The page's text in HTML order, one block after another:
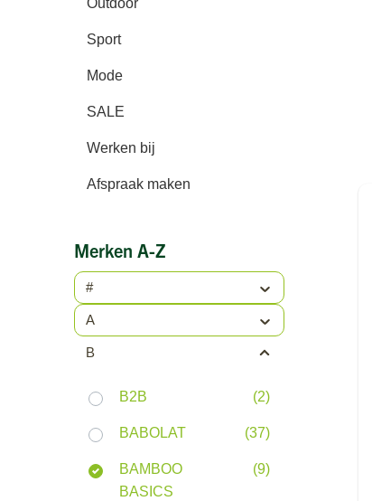
Outdoor
Sport
Mode
SALE
Werken bij
Afspraak maken
Merken A-Z
#
A
B
(2)
B2B
(37)
BABOLAT
(9)
BAMBOO
BASICS